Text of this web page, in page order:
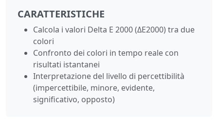
CARATTERISTICHE
Calcola i valori Delta E 2000 (ΔE2000) tra due
colori
Confronto dei colori in tempo reale con
risultati istantanei
Interpretazione del livello di percettibilità
(impercettibile, minore, evidente,
significativo, opposto)